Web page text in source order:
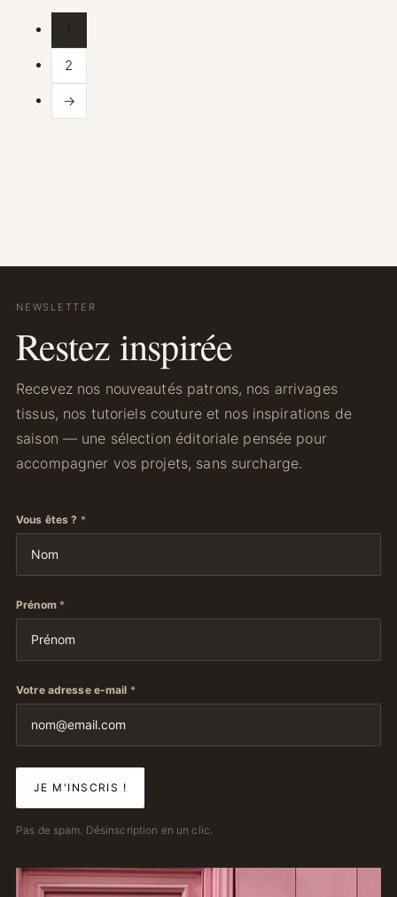
2
→
NEWSLETTER
Restez inspirée
Recevez nos nouveautés patrons, nos arrivages
tissus, nos tutoriels couture et nos inspirations de
saison — une sélection éditoriale pensée pour
accompagner vos projets, sans surcharge.
Vous êtes ? *
Prénom *
Votre adresse e-mail *
Pas de spam. Désinscription en un clic.